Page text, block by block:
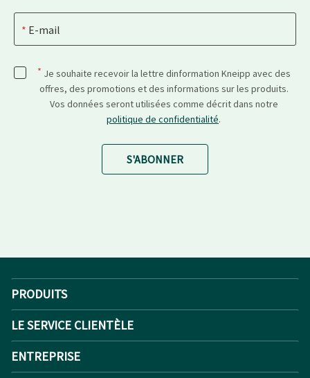
E-mail
* Je souhaite recevoir la lettre dinformation Kneipp avec des
offres, des promotions et des informations sur les produits.
Vos données seront utilisées comme décrit dans notre
politique de confidentialité.
S'ABONNER
PRODUITS
LE SERVICE CLIENTÈLE
ENTREPRISE